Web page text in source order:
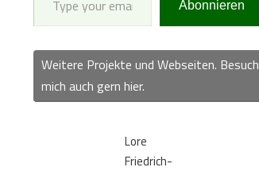
Abonnieren
Weitere Projekte und Webseiten. Besuch
mich auch gern hier.
Lore
Friedrich-